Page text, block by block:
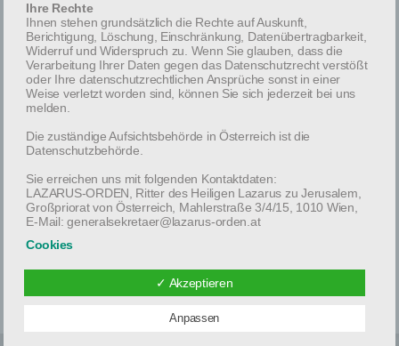
Ihre Rechte
Ihnen stehen grundsätzlich die Rechte auf Auskunft,
Berichtigung, Löschung, Einschränkung, Datenübertragbarkeit,
Widerruf und Widerspruch zu. Wenn Sie glauben, dass die
Verarbeitung Ihrer Daten gegen das Datenschutzrecht verstößt
oder Ihre datenschutzrechtlichen Ansprüche sonst in einer
Weise verletzt worden sind, können Sie sich jederzeit bei uns
melden.
Die zuständige Aufsichtsbehörde in Österreich ist die
Datenschutzbehörde.
Sie erreichen uns mit folgenden Kontaktdaten:
LAZARUS-ORDEN, Ritter des Heiligen Lazarus zu Jerusalem,
Großpriorat von Österreich, Mahlerstraße 3/4/15, 1010 Wien,
E-Mail: generalsekretaer@lazarus-orden.at
Cookies
Unsere Website verwendet so genannte Cookies. Dabei
handelt es sich um kleine Textdateien, die mit Hilfe des
Browsers auf Ihrem Rechner abgelegt werden. Sie richten
keinen Schaden an. Wir nutzen Cookies dazu, unsere
Homepage nutzerfreundlich zu gestalten. Einige Cookies
✓ Akzeptieren
Anpassen